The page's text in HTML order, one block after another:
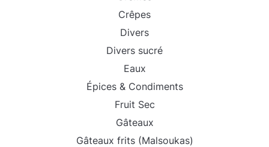
Crêpes
Divers
Divers sucré
Eaux
Épices & Condiments
Fruit Sec
Gâteaux
Gâteaux frits (Malsoukas)